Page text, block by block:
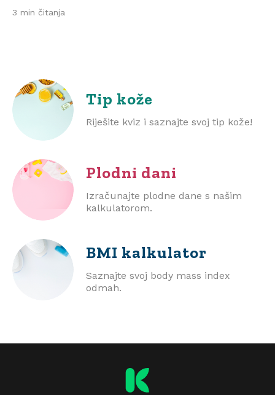
3 min čitanja
Tip kože
Riješite kviz i saznajte svoj tip kože!
Plodni dani
Izračunajte plodne dane s našim
kalkulatorom.
BMI kalkulator
Saznajte svoj body mass index
odmah.